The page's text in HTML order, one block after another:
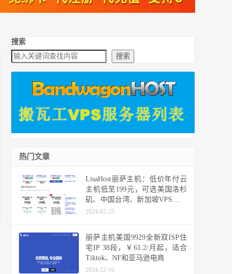
搜索
搜索
热门文章
LisaHost丽萨主机：低价年付云
主机低至199元，可选美国洛杉
矶、中国台湾、新加坡VPS，支
持48小时内无条件退款
2024-02-25
丽萨主机美国9929全新双ISP住
宅IP 38段，￥61.2/月起，适合
Tiktok、NF和亚马逊电商
2024-12-16